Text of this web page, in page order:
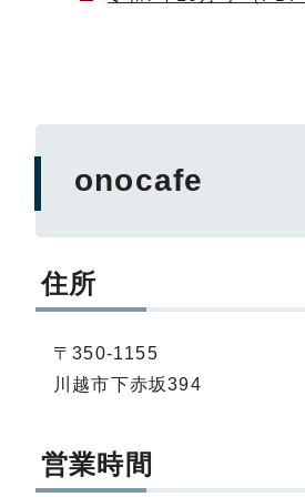
onocafe
住所
〒350-1155
川越市下赤坂394
営業時間